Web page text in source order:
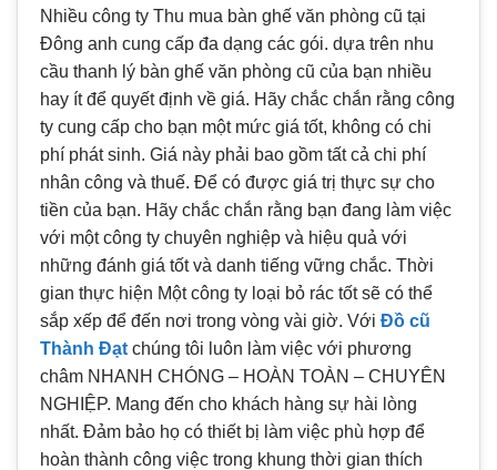
Nhiều công ty Thu mua bàn ghế văn phòng cũ tại
Đông anh cung cấp đa dạng các gói. dựa trên nhu
cầu thanh lý bàn ghế văn phòng cũ của bạn nhiều
hay ít để quyết định về giá. Hãy chắc chắn rằng công
ty cung cấp cho bạn một mức giá tốt, không có chi
phí phát sinh. Giá này phải bao gồm tất cả chi phí
nhân công và thuế. Để có được giá trị thực sự cho
tiền của bạn. Hãy chắc chắn rằng bạn đang làm việc
với một công ty chuyên nghiệp và hiệu quả với
những đánh giá tốt và danh tiếng vững chắc. Thời
gian thực hiện Một công ty loại bỏ rác tốt sẽ có thể
sắp xếp để đến nơi trong vòng vài giờ. Với Đồ cũ
Thành Đạt chúng tôi luôn làm việc với phương
châm NHANH CHÓNG – HOÀN TOÀN – CHUYÊN
NGHIỆP. Mang đến cho khách hàng sự hài lòng
nhất. Đảm bảo họ có thiết bị làm việc phù hợp để
hoàn thành công việc trong khung thời gian thích